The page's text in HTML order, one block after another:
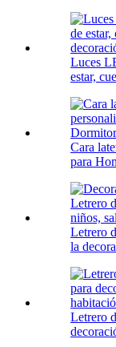
Luces
estar,
Cara
para
Letrero
la
Letrero